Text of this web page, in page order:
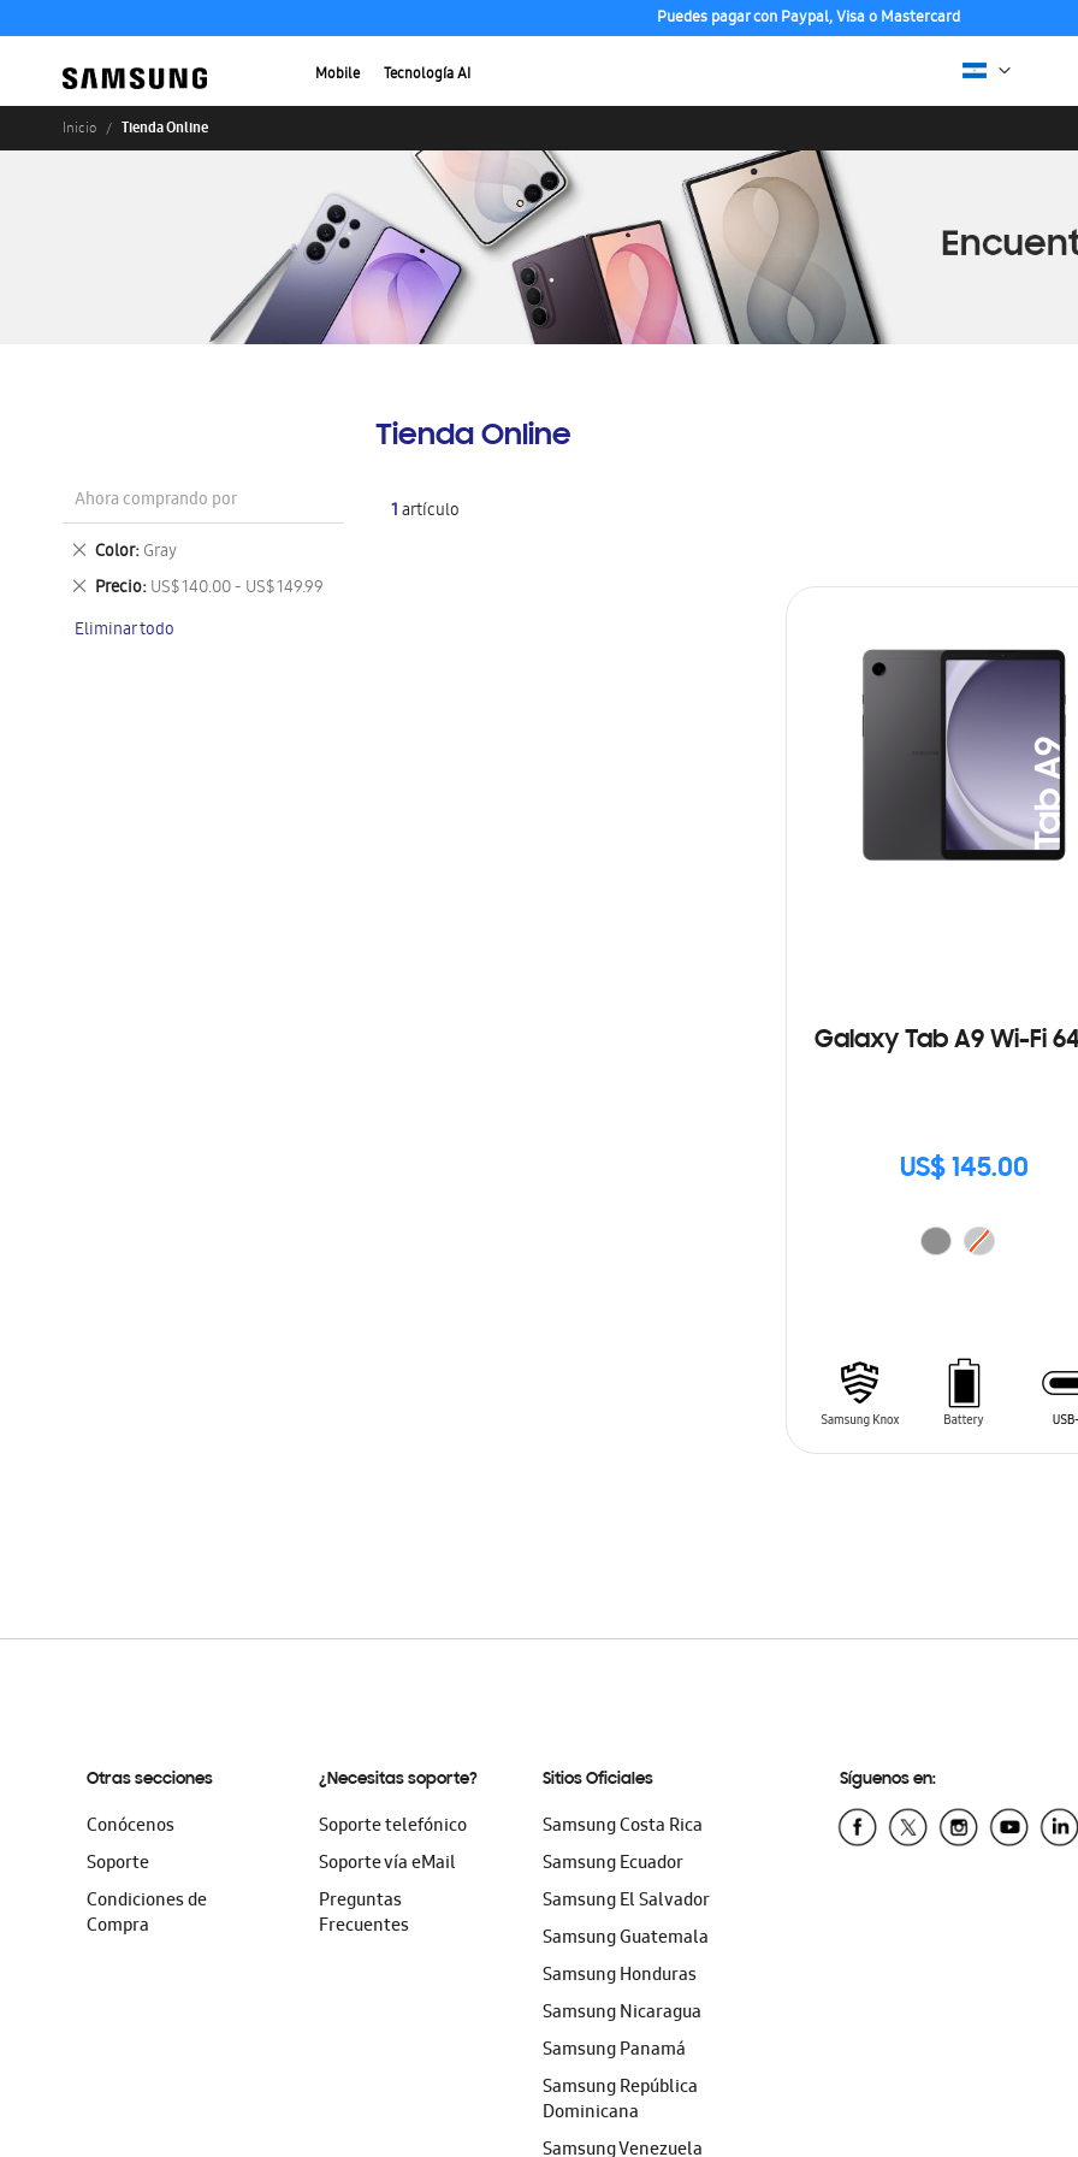
Puedes pagar con Paypal, Visa o Mastercard
Mobile Tecnología AI
Inicio Tienda Online
Tienda Online
1artículo
Galaxy Tab A9 Wi-Fi
US$ 145.00
Ahora comprando por
Color Gray
Eliminar
este
artículo
Precio US$ 140.00 - US$ 149.99
Eliminar
artículo
Eliminar todo
Otras secciones
Conócenos
Soporte
Condiciones de
Compra
¿Necesitas soporte?
Soporte telefónico
Soporte vía eMail
Preguntas
Frecuentes
Sitios Oficiales
Samsung Costa Rica
Samsung Ecuador
Samsung El Salvador
Samsung Guatemala
Samsung Honduras
Samsung Nicaragua
Samsung Panamá
Samsung República
Dominicana
Samsung Venezuela
Síguenos en: